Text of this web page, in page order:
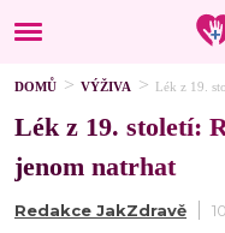
DOMŮ VÝŽIVA Lék z 19.
Lék z 19. století:
jenom natrhat
Redakce JakZdravě